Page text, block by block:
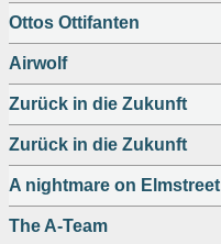
Ottos Ottifanten
Airwolf
Zurück in die Zukunft
Zurück in die Zukunft
A nightmare on Elmstreet
The A-Team